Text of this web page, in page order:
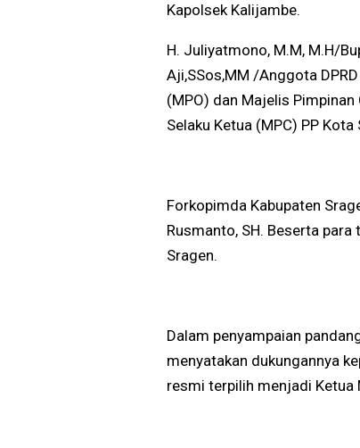
Kapolsek Kalijambe.
H. Juliyatmono, M.M, M.H/
Aji,SSos,MM /Anggota
(MPO) dan Majelis
Selaku Ketua (MPC) PP Kota
Forkopimda Kabupaten
Rusmanto, SH. Beserta
Sragen.
Dalam penyampaian
menyatakan dukungannya
resmi terpilih menjadi Ketua